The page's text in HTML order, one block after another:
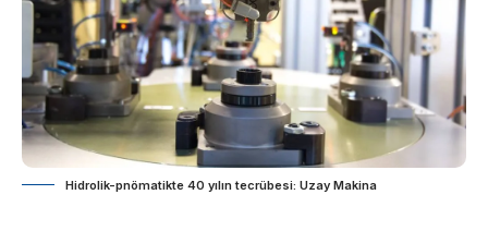
Hidrolik-pnömatikte 40 yılın tecrübesi: Uzay Makina